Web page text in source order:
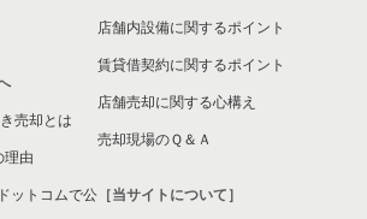
居抜き売却物件の案件一覧
売却とは
理由
ットコムで公
店舗内設備に関するポイント
賃貸借契約に関するポイント
店舗売却に関する心構え
売却現場のＱ＆Ａ
［当サイトについて］